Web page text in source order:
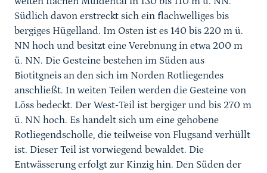
Südlich davon erstreckt sich ein flachwelliges bis
bergiges Hügelland. Im Osten ist es 140 bis 220 m ü.
NN hoch und besitzt eine Verebnung in etwa 200 m
ü. NN. Die Gesteine bestehen im Süden aus
Biotitgneis an den sich im Norden Rotliegendes
anschließt. In weiten Teilen werden die Gesteine von
Löss bedeckt. Der West-Teil ist bergiger und bis 270 m
ü. NN hoch. Es handelt sich um eine gehobene
Rotliegendscholle, die teilweise von Flugsand verhüllt
ist. Dieser Teil ist vorwiegend bewaldet. Die
Entwässerung erfolgt zur Kinzig hin. Den Süden der